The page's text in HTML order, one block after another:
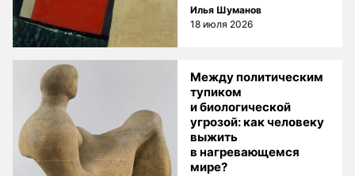
Илья Шуманов
18 июля 2026
Между политическим
тупиком
и биологической
угрозой: как человеку
выжить
в нагревающемся
мире?